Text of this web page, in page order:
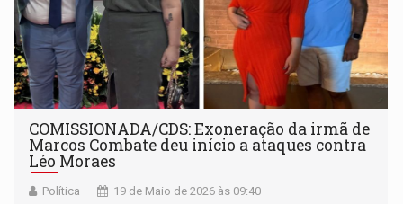
COMISSIONADA/CDS: Exoneração da irmã de
Marcos Combate deu início a ataques contra
Léo Moraes
Política 19 de Maio de 2026 às 09:40